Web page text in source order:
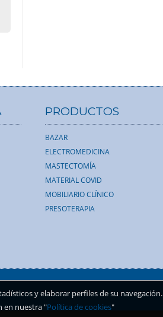
y elaborar perfiles de su navegación.
en nuestra "Política de cookies"
PRODUCTOS
BAZAR
ELECTROMEDICINA
MASTECTOMÍA
MATERIAL COVID
MOBILIARIO CLÍNICO
PRESOTERAPIA